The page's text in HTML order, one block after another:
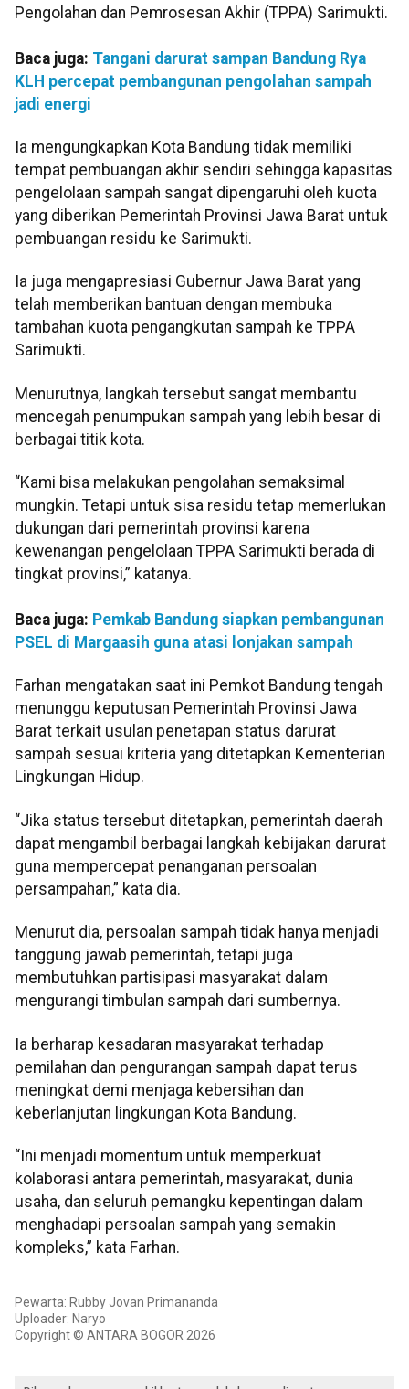
Pengolahan dan Pemrosesan Akhir (TPPA) Sarimukti.
Baca juga: Tangani darurat sampan Bandung Rya
KLH percepat pembangunan pengolahan sampah
jadi energi
Ia mengungkapkan Kota Bandung tidak memiliki
tempat pembuangan akhir sendiri sehingga kapasitas
pengelolaan sampah sangat dipengaruhi oleh kuota
yang diberikan Pemerintah Provinsi Jawa Barat untuk
pembuangan residu ke Sarimukti.
Ia juga mengapresiasi Gubernur Jawa Barat yang
telah memberikan bantuan dengan membuka
tambahan kuota pengangkutan sampah ke TPPA
Sarimukti.
Menurutnya, langkah tersebut sangat membantu
mencegah penumpukan sampah yang lebih besar di
berbagai titik kota.
“Kami bisa melakukan pengolahan semaksimal
mungkin. Tetapi untuk sisa residu tetap memerlukan
dukungan dari pemerintah provinsi karena
kewenangan pengelolaan TPPA Sarimukti berada di
tingkat provinsi,” katanya.
Baca juga: Pemkab Bandung siapkan pembangunan
PSEL di Margaasih guna atasi lonjakan sampah
Farhan mengatakan saat ini Pemkot Bandung tengah
menunggu keputusan Pemerintah Provinsi Jawa
Barat terkait usulan penetapan status darurat
sampah sesuai kriteria yang ditetapkan Kementerian
Lingkungan Hidup.
“Jika status tersebut ditetapkan, pemerintah daerah
dapat mengambil berbagai langkah kebijakan darurat
guna mempercepat penanganan persoalan
persampahan,” kata dia.
Menurut dia, persoalan sampah tidak hanya menjadi
tanggung jawab pemerintah, tetapi juga
membutuhkan partisipasi masyarakat dalam
mengurangi timbulan sampah dari sumbernya.
Ia berharap kesadaran masyarakat terhadap
pemilahan dan pengurangan sampah dapat terus
meningkat demi menjaga kebersihan dan
keberlanjutan lingkungan Kota Bandung.
“Ini menjadi momentum untuk memperkuat
kolaborasi antara pemerintah, masyarakat, dunia
usaha, dan seluruh pemangku kepentingan dalam
menghadapi persoalan sampah yang semakin
kompleks,” kata Farhan.
Pewarta: Rubby Jovan Primananda
Uploader: Naryo
Copyright © ANTARA BOGOR 2026